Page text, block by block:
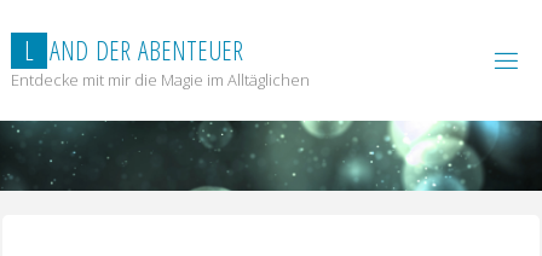
Inhalt
springen
L AND DER ABENTEUER
Entdecke mit mir die Magie im Alltäglichen